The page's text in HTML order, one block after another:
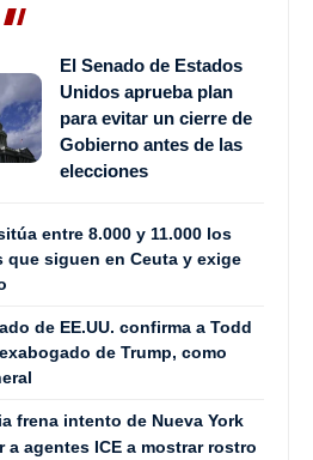
El Senado de Estados
Unidos aprueba plan
para evitar un cierre de
Gobierno antes de las
elecciones
entre 8.000 y 11.000 los
que siguen en Ceuta y exige
de EE.UU. confirma a Todd
de Trump, como
frena intento de Nueva York
a agentes ICE a mostrar rostro